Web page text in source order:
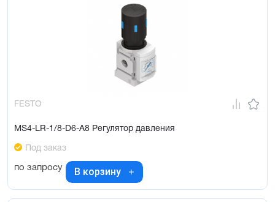
FESTO
MS4-LR-1/8-D6-A8 Регулятор давления
Под заказ
по запросу В корзину